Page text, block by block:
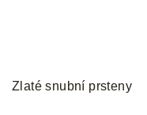
Zlaté snubní prsteny